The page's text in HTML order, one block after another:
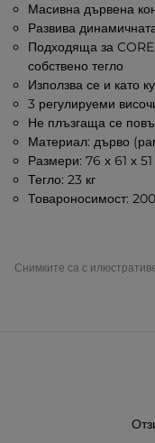
Масивна дървена
Развива
Подходяща за
собствено тегло
Използва се и като
3 регулируеми
Не плъзгаща се
Материал: дърво
Размери: 76 х 61 х
Тегло: 23 кг
Товароносимост: 200
Снимките са с